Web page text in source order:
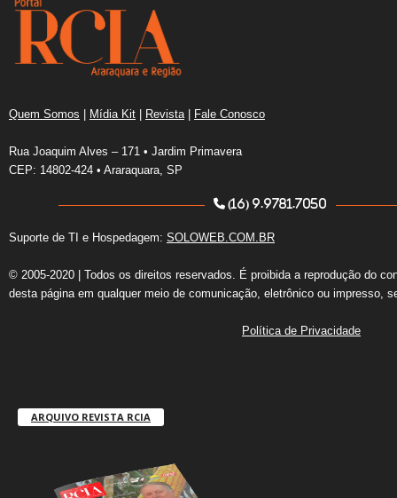
Quem Somos | Mídia Kit | Revista | Fale Conosco
Rua Joaquim Alves – 171 • Jardim Primavera
CEP: 14802-424 • Araraquara, SP
(16) 9.9781.7050
Suporte de TI e Hospedagem: SOLOWEB.COM.BR
© 2005-2020 | Todos os direitos reservados. É proibida a reprodução do
desta página em qualquer meio de comunicação, eletrônico ou impresso,
Política de Privacidade
ARQUIVO REVISTA RCIA